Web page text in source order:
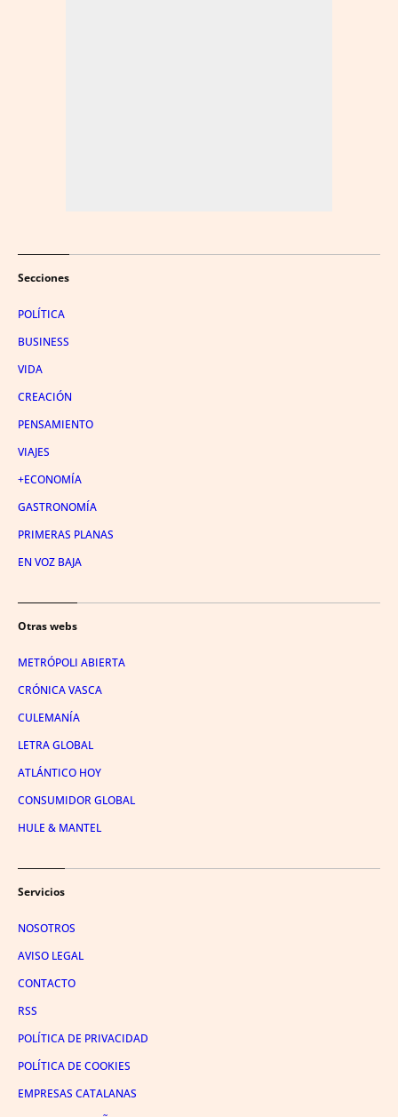
Secciones
POLÍTICA
BUSINESS
VIDA
CREACIÓN
PENSAMIENTO
VIAJES
+ECONOMÍA
GASTRONOMÍA
PRIMERAS PLANAS
EN VOZ BAJA
Otras webs
METRÓPOLI ABIERTA
CRÓNICA VASCA
CULEMANÍA
LETRA GLOBAL
ATLÁNTICO HOY
CONSUMIDOR GLOBAL
HULE & MANTEL
Servicios
NOSOTROS
AVISO LEGAL
CONTACTO
RSS
POLÍTICA DE PRIVACIDAD
POLÍTICA DE COOKIES
EMPRESAS CATALANAS